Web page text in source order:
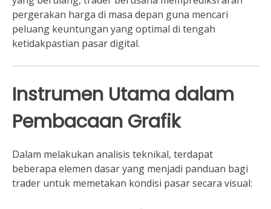
pergerakan harga di masa depan guna mencari
peluang keuntungan yang optimal di tengah
ketidakpastian pasar digital.
Instrumen Utama dalam
Pembacaan Grafik
Dalam melakukan analisis teknikal, terdapat
beberapa elemen dasar yang menjadi panduan bagi
trader untuk memetakan kondisi pasar secara visual: